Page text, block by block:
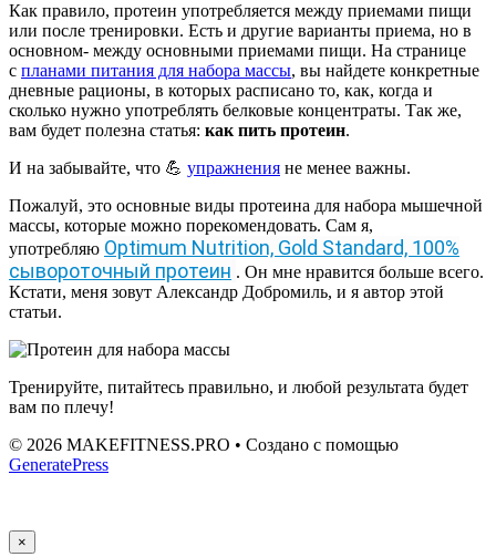
Как правило, протеин употребляется между приемами пищи
или после тренировки. Есть и другие варианты приема, но в
основном- между основными приемами пищи. На странице
с планами питания для набора массы, вы найдете конкретные
дневные рационы, в которых расписано то, как, когда и
сколько нужно употреблять белковые концентраты. Так же,
вам будет полезна статья: как пить протеин.
И на забывайте, что 💪 упражнения не менее важны.
Пожалуй, это основные виды протеина для набора мышечной
массы, которые можно порекомендовать. Сам я,
употребляю Optimum Nutrition, Gold Standard, 100%
сывороточный протеин . Он мне нравится больше всего.
Кстати, меня зовут Александр Добромиль, и я автор этой
статьи.
Тренируйте, питайтесь правильно, и любой результата будет
вам по плечу!
© 2026 MAKEFITNESS.PRO • Создано с помощью
GeneratePress
×